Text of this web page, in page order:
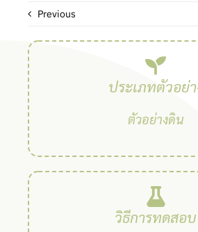
Previous
ประเภทตัวอย่
ตัวอย่างดิน
วิธีการทดสอบ